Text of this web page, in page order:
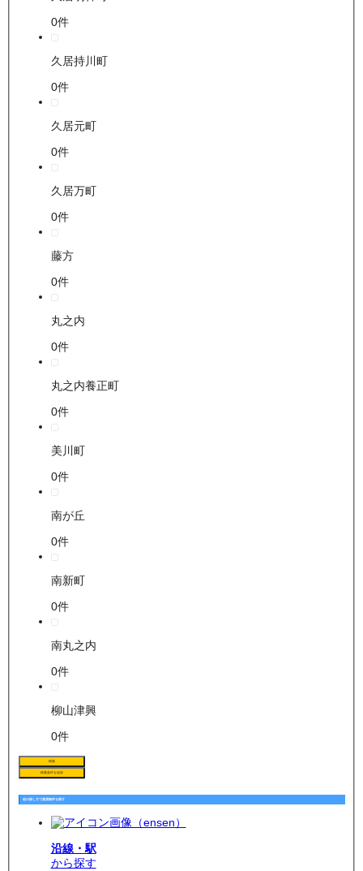
0件
久居持川町
0件
久居元町
0件
久居万町
0件
藤方
0件
丸之内
0件
丸之内養正町
0件
美川町
0件
南が丘
0件
南新町
0件
南丸之内
0件
柳山津興
0件
検索
検索条件を追加
他の探し方で賃貸物件を探す
沿線・駅
から探す